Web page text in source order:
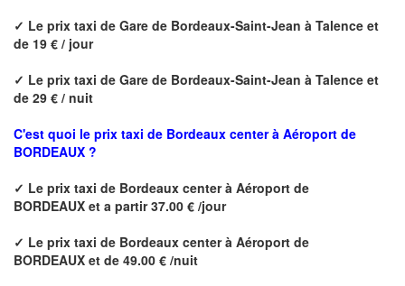
✓ Le prix taxi de Gare de Bordeaux-Saint-Jean à Talence et
de 19 € / jour
✓ Le prix taxi de Gare de Bordeaux-Saint-Jean à Talence et
de 29 € / nuit
C'est quoi le prix taxi de Bordeaux center à Aéroport de
BORDEAUX ?
✓ Le prix taxi de Bordeaux center à Aéroport de
BORDEAUX et a partir 37.00 € /jour
✓ Le prix taxi de Bordeaux center à Aéroport de
BORDEAUX et de 49.00 € /nuit